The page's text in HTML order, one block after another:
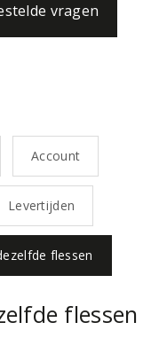
vragen
Account
Levertijden
flessen
flessen